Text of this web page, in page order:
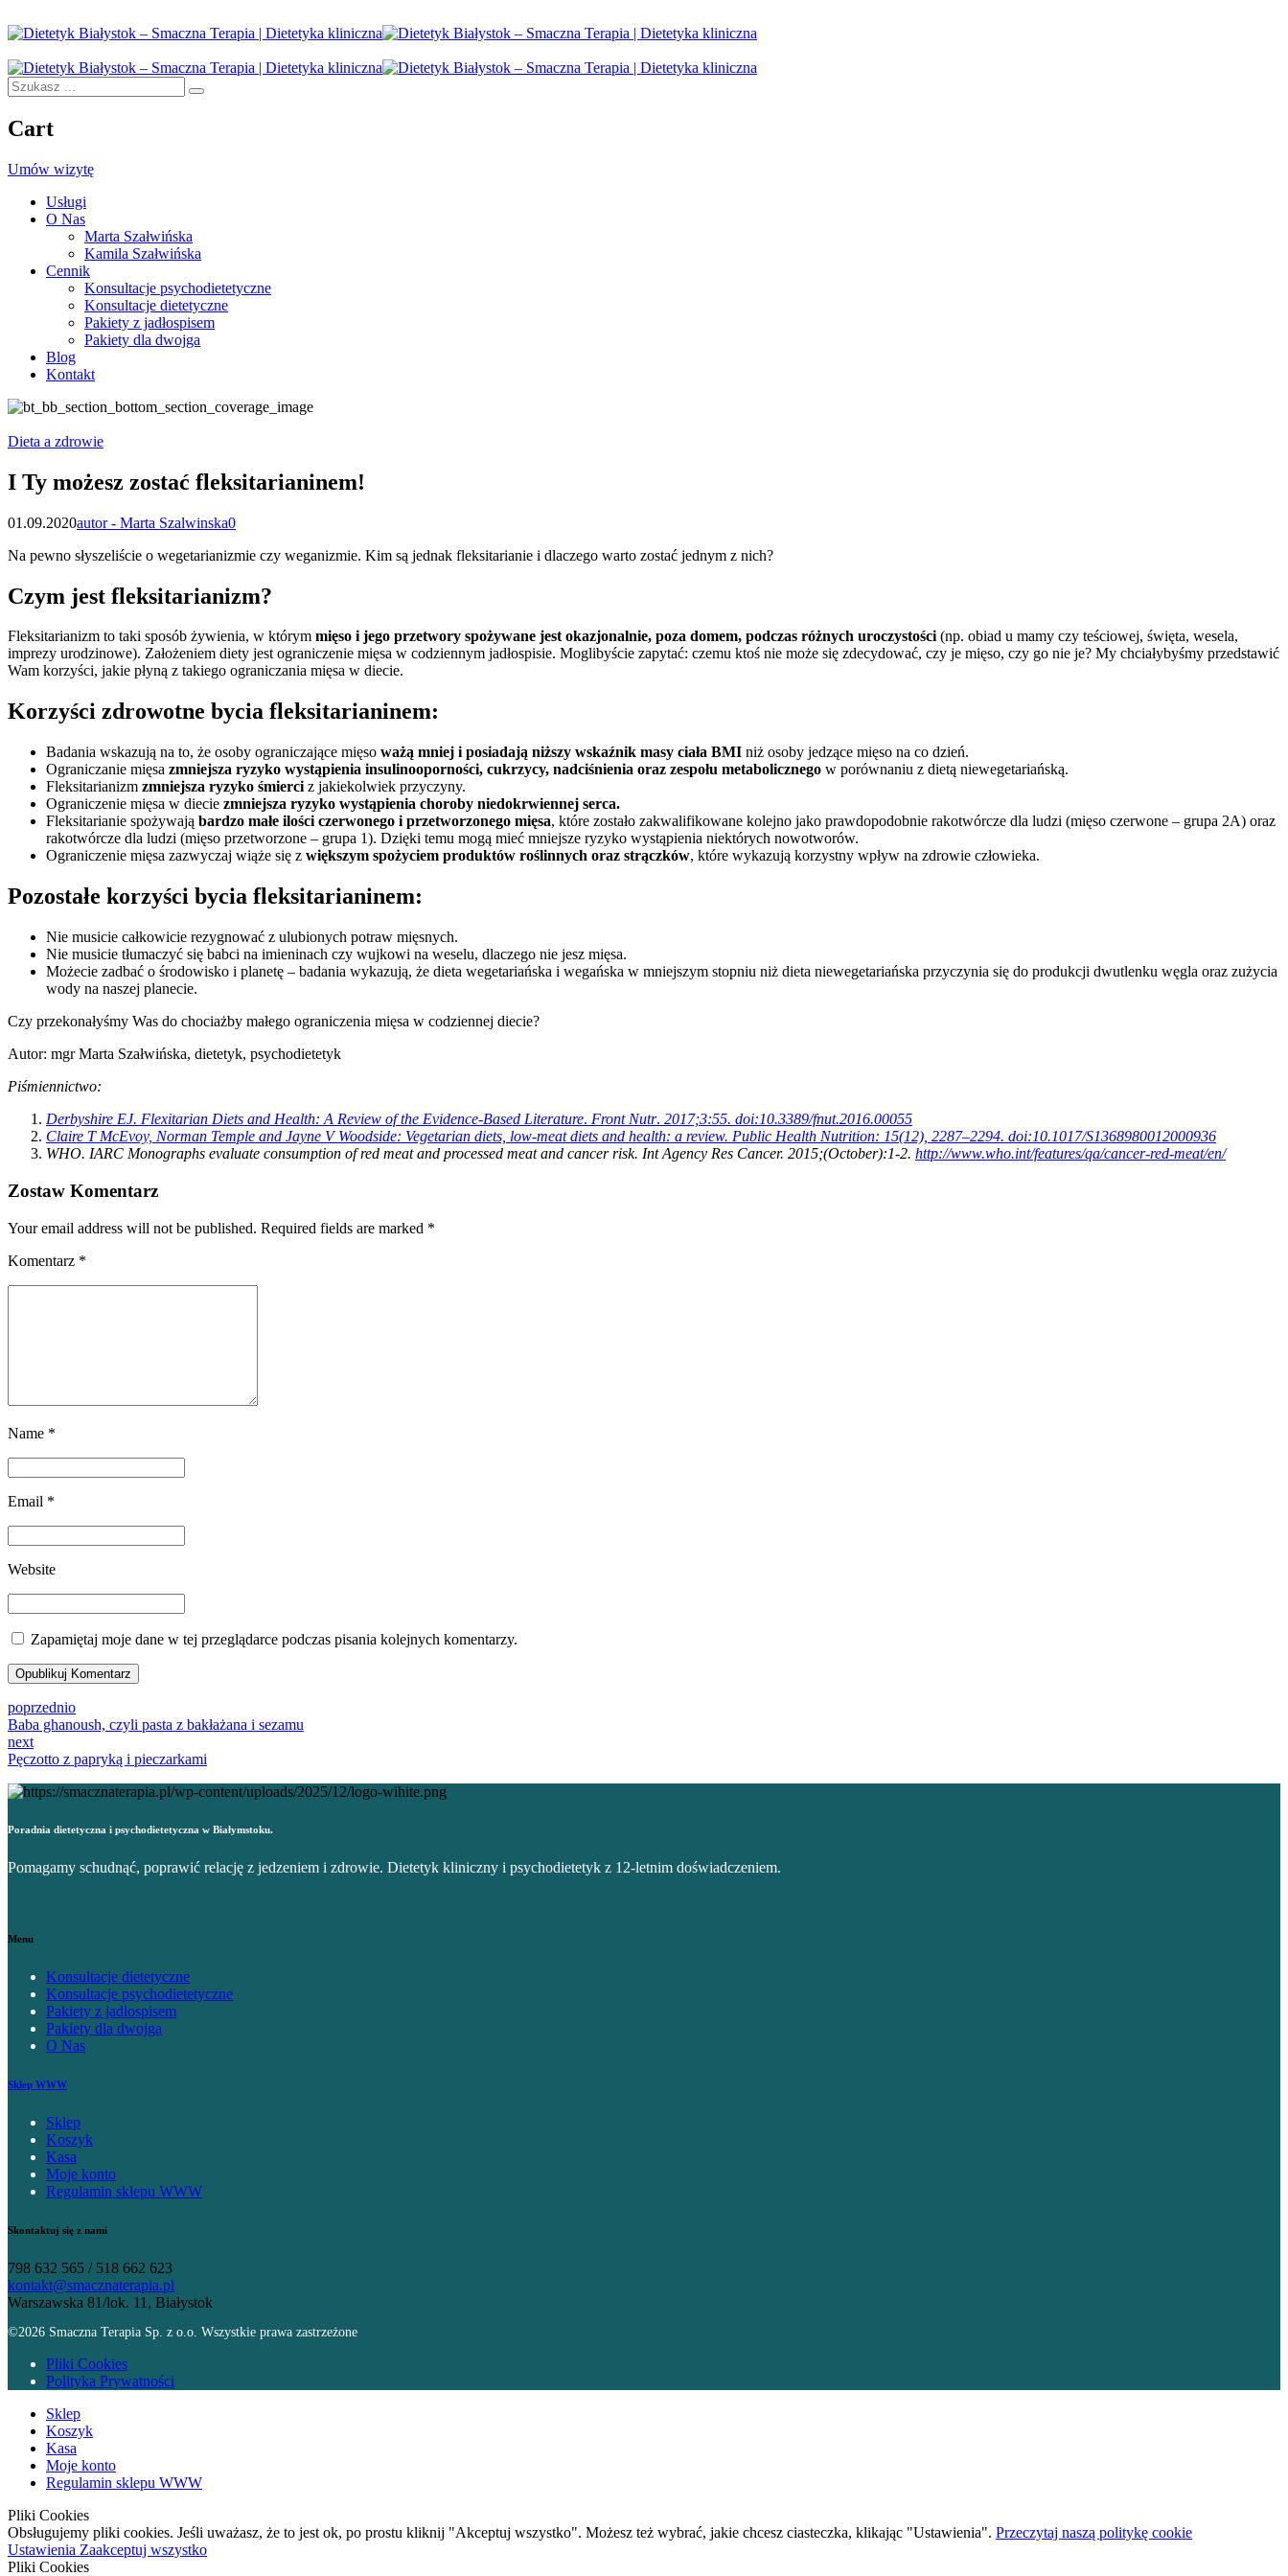
Cart
Umów wizytę
Usługi
O Nas
Marta Szałwińska
Kamila Szałwińska
Cennik
Konsultacje psychodietetyczne
Konsultacje dietetyczne
Pakiety z jadłospisem
Pakiety dla dwojga
Blog
Kontakt
Dieta a zdrowie
I Ty możesz zostać fleksitarianinem!
01.09.2020autor - Marta Szalwinska0
Na pewno słyszeliście o wegetarianizmie czy weganizmie. Kim są jednak fleksitarianie i dlaczego warto zostać jednym z nich?
Czym jest fleksitarianizm?
Fleksitarianizm to taki sposób żywienia, w którym mięso i jego przetwory spożywane jest okazjonalnie, poza domem, podczas różnych uroczystości(np. obiad u mamy czy teściowej, święta, wesela,
imprezy urodzinowe). Założeniem diety jest ograniczenie mięsa w codziennym jadłospisie. Moglibyście zapytać: czemu ktoś nie może się zdecydować, czy je mięso, czy go nie je? My chciałybyśmy przedstawić
Wam korzyści, jakie płyną z takiego ograniczania mięsa w diecie.
Korzyści zdrowotne bycia fleksitarianinem:
Badania wskazują na to, że osoby ograniczające mięso ważą mniej i posiadają niższy wskaźnik masy ciała BMI niż osoby jedzące mięso na co dzień.
Ograniczanie mięsa zmniejsza ryzyko wystąpienia insulinooporności, cukrzycy, nadciśnienia oraz zespołu metabolicznego w porównaniu z dietą niewegetariańską.
Fleksitarianizm zmniejsza ryzyko śmierci z jakiekolwiek przyczyny.
Ograniczenie mięsa w diecie zmniejsza ryzyko wystąpienia choroby niedokrwiennej serca.
Fleksitarianie spożywają bardzo małe ilości czerwonego i przetworzonego mięsa, które zostało zakwalifikowane kolejno jako prawdopodobnie rakotwórcze dla ludzi (mięso czerwone – grupa 2A) oraz
rakotwórcze dla ludzi (mięso przetworzone – grupa 1). Dzięki temu mogą mieć mniejsze ryzyko wystąpienia niektórych nowotworów.
Ograniczenie mięsa zazwyczaj wiąże się z większym spożyciem produktów roślinnych oraz strączków, które wykazują korzystny wpływ na zdrowie człowieka.
Pozostałe korzyści bycia fleksitarianinem:
Nie musicie całkowicie rezygnować z ulubionych potraw mięsnych.
Nie musicie tłumaczyć się babci na imieninach czy wujkowi na weselu, dlaczego nie jesz mięsa.
Możecie zadbać o środowisko i planetę – badania wykazują, że dieta wegetariańska i wegańska w mniejszym stopniu niż dieta niewegetariańska przyczynia się do produkcji dwutlenku węgla oraz zużycia
wody na naszej planecie.
Czy przekonałyśmy Was do chociażby małego ograniczenia mięsa w codziennej diecie?
Autor: mgr Marta Szałwińska, dietetyk, psychodietetyk
Piśmiennictwo:
Derbyshire EJ. Flexitarian Diets and Health: A Review of the Evidence-Based Literature. Front Nutr. 2017;3:55. doi:10.3389/fnut.2016.00055
Claire T McEvoy, Norman Temple and Jayne V Woodside: Vegetarian diets, low-meat diets and health: a review. Public Health Nutrition: 15(12), 2287–2294. doi:10.1017/S1368980012000936
WHO. IARC Monographs evaluate consumption of red meat and processed meat and cancer risk. Int Agency Res Cancer. 2015;(October):1-2. http://www.who.int/features/qa/cancer-red-meat/en/
Zostaw Komentarz
Your email address will not be published. Required fields are marked *
Komentarz *
Name *
Email *
Website
Zapamiętaj moje dane w tej przeglądarce podczas pisania kolejnych komentarzy.
Opublikuj Komentarz
poprzednio
Baba ghanoush, czyli pasta z bakłażana i sezamu
next
Pęczotto z papryką i pieczarkami
Poradnia dietetyczna i psychodietetyczna w Białymstoku.
Pomagamy schudnąć, poprawić relację z jedzeniem i zdrowie. Dietetyk kliniczny i psychodietetyk z 12-letnim doświadczeniem.
Menu
Konsultacje dietetyczne
Konsultacje psychodietetyczne
Pakiety z jadłospisem
Pakiety dla dwojga
O Nas
Sklep WWW
Sklep
Koszyk
Kasa
Moje konto
Regulamin sklepu WWW
Skontaktuj się z nami
798 632 565 / 518 662 623
kontakt@smacznaterapia.pl
Warszawska 81/lok. 11, Białystok
©2026 Smaczna Terapia Sp. z o.o. Wszystkie prawa zastrzeżone
Pliki Cookies
Polityka Prywatności
Sklep
Koszyk
Kasa
Moje konto
Regulamin sklepu WWW
Pliki Cookies
Obsługujemy pliki cookies. Jeśli uważasz, że to jest ok, po prostu kliknij "Akceptuj wszystko". Możesz też wybrać, jakie chcesz ciasteczka, klikając "Ustawienia". Przeczytaj naszą politykę cookie
Ustawienia Zaakceptuj wszystko
Pliki Cookies